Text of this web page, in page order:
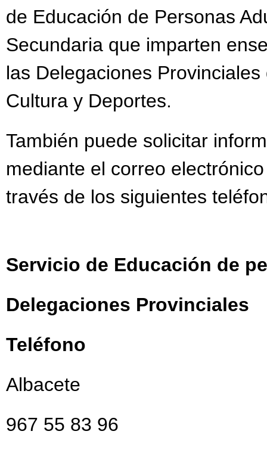
de Educación de Personas
Secundaria que imparten
las Delegaciones
Cultura y Deportes.
También puede solicitar
mediante el correo
través de los siguientes
Servicio de Educación de
Delegaciones Provinciales
Teléfono
Albacete
967 55 83 96